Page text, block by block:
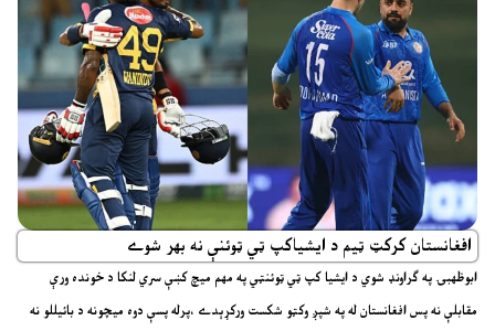
افغانستان کرکټ ټيم د ايشياکپ ټي ټوئنې نه بهر شوے
ابوظهبۍ په ګراونډ شوي د ايشيا کپ ټي ټوئنټي په مهم ميچ کښې سري لنکا د خونده ورې
مقابلې نه پس افغانستان له په شپږ وکټو شکست ورکړېدے ،پرله پسې دوه ميچونه د بائيللو نه